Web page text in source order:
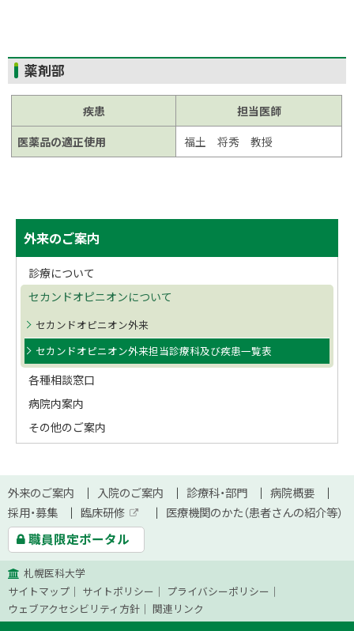
ト
ッ
に
戻
る
薬剤部
疾患
担当医師
医薬品の適正使用
福土 将秀 教授
に
サ
イ
ド
メ
ニ
ュ
ー
外来のご案内
診療について
セカンドオピニオンについて
セカンドオピニオン外来
セカンドオピニオン外来担当診療科及び疾患一覧表
各種相談窓口
病院内案内
その他のご案内
本
文
へ
サ
イ
ト
マ
ッ
外来のご案内 入院のご案内 診療科・部門
病院概要
採用・募集
臨床研修
外
サ
医療機関のかた（患者さんの紹介等）
職員限定ポータル
札幌医科大学
サイトマップ
サイトポリシー
プライバシーポリシー
ウェブアクセシビリティ方針
関連リンク